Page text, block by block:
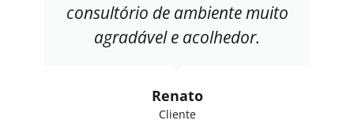
consultório de ambiente muito
agradável e acolhedor.
Renato
Cliente